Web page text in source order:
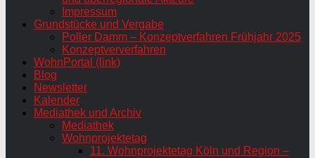
Impressum
Grundstücke und Vergabe
Poller Damm – Konzeptverfahren Frühjahr 2025
Konzeptververfahren
WohnPortal (link)
Blog
Newsletter
Kalender
Mediathek und Archiv
Mediathek
Wohnprojektetag
11. Wohnprojektetag Köln und Region –